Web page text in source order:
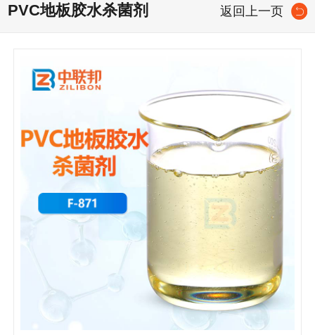
PVC地板胶水杀菌剂 返回上一页